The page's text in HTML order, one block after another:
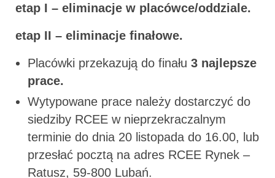
etap I – eliminacje w placówce/oddziale.
etap II – eliminacje finałowe.
Placówki przekazują do finału 3 najlepsze
prace.
Wytypowane prace należy dostarczyć do
siedziby RCEE w nieprzekraczalnym
terminie do dnia 20 listopada do 16.00, lub
przesłać pocztą na adres RCEE Rynek –
Ratusz, 59-800 Lubań.